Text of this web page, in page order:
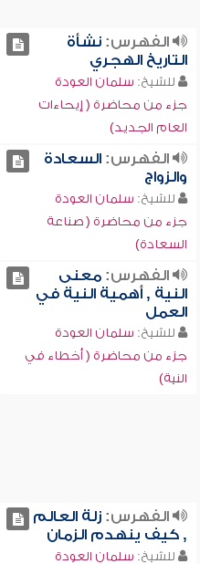
الفهرس:نشأة
التاريخ الهجري
للشيخ: سلمان العودة
جزء من محاضرة ( إيحاءات
العام الجديد)
الفهرس:السعادة
والزواج
للشيخ: سلمان العودة
جزء من محاضرة ( صناعة
السعادة)
الفهرس:معنى
النية , أهمية النية في
العمل
للشيخ: سلمان العودة
جزء من محاضرة ( أخطاء في
النية)
الفهرس:زلة العالم
, كيف ينهدم الزمان
للشيخ: سلمان العودة